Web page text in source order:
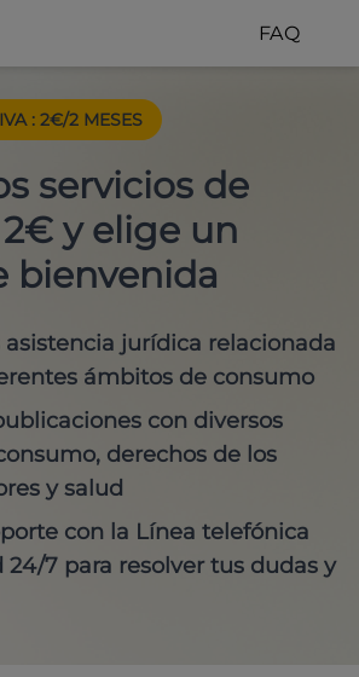
FAQ
: 2€/2 MESES
servicios de
y elige un
bienvenida
asistencia jurídica relacionada
ámbitos de consumo
con diversos
derechos de los
y salud
con la Línea telefónica
24/7 para resolver tus dudas y